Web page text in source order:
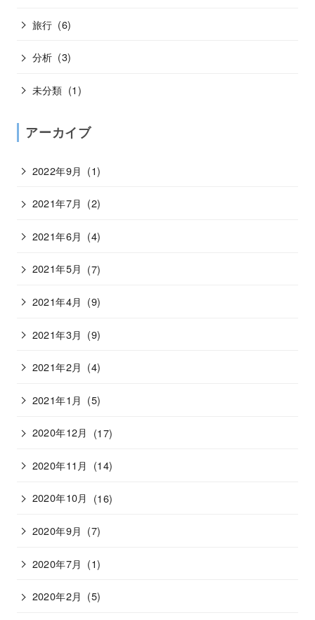
旅行 (6)
分析 (3)
未分類 (1)
アーカイブ
2022年9月 (1)
2021年7月 (2)
2021年6月 (4)
2021年5月 (7)
2021年4月 (9)
2021年3月 (9)
2021年2月 (4)
2021年1月 (5)
2020年12月 (17)
2020年11月 (14)
2020年10月 (16)
2020年9月 (7)
2020年7月 (1)
2020年2月 (5)